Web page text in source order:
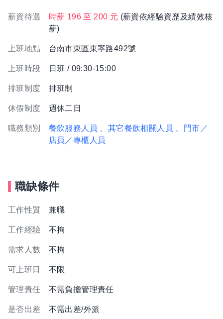
薪資待遇 時薪 196 至 200 元 (薪資依經驗資歷及績效核
薪)
上班地點 台南市東區東寧路492號
上班時段 日班 / 09:30-15:00
排班制度 排班制
休假制度 週休二日
職務類別 餐飲服務人員 、其它餐飲相關人員
、門市／
店員／專櫃人員
職缺條件
工作性質 兼職
工作經驗 不拘
需求人數 不拘
可上班日 不限
管理責任 不需負擔管理責任
是否出差 不需出差/外派